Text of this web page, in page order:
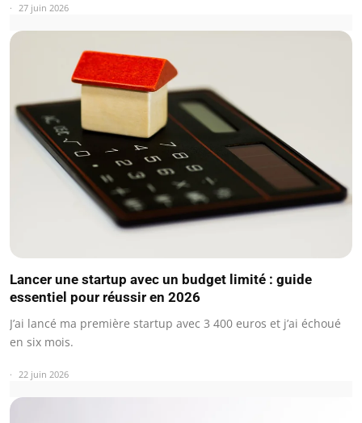
27 juin 2026
Lancer une startup avec un budget limité : guide
essentiel pour réussir en 2026
J’ai lancé ma première startup avec 3 400 euros et j’ai échoué
en six mois.
22 juin 2026